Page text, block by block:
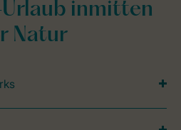
Urlaub inmitten
Natur